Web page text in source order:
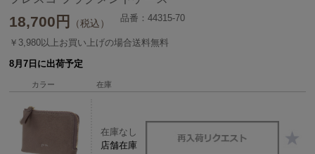
18,700 円 （税込） 品番：44315-70
￥3,980以上お買い上げの場合送料無料
8月7日に出荷予定
カラー 在庫
在庫なし
店舗在庫